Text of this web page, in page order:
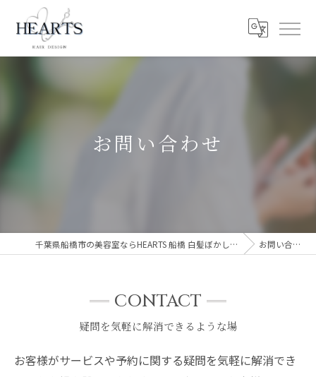
お問い合わせ
千葉県船橋市の美容室ならHEARTS 船橋 白髪ぼかし 脱白髪染め お問い合わせ
疑問を気軽に解消できるような場
CONTACT
お客様がサービスや予約に関する疑問を気軽に解消でき